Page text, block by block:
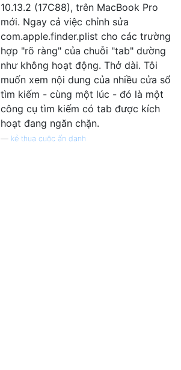
10.13.2 (17C88), trên MacBook Pro
mới. Ngay cả việc chỉnh sửa
com.apple.finder.plist cho các trường
hợp "rõ ràng" của chuỗi "tab" dường
như không hoạt động. Thở dài. Tôi
muốn xem nội dung của nhiều cửa sổ
tìm kiếm - cùng một lúc - đó là một
công cụ tìm kiếm có tab được kích
hoạt đang ngăn chặn.
kẻ thua cuộc ẩn danh